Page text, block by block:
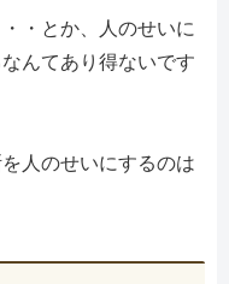
・とか、人のせいに
んてあり得ないです
人のせいにするのは